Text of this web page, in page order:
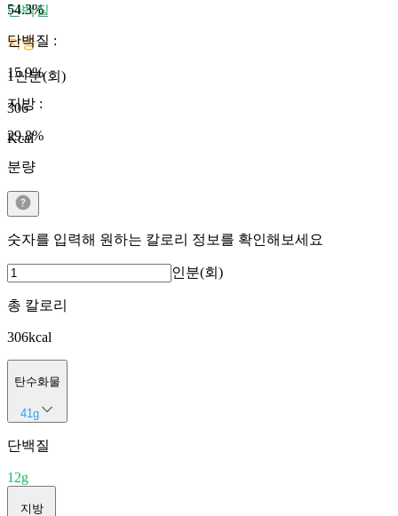
단백질
지방
1인분(회)
306
Kcal
54.3%
단백질 :
15.9%
지방 :
29.8%
분량
숫자를 입력해 원하는 칼로리 정보를 확인해보세요
인분(회)
총 칼로리
306kcal
탄수화물
41g
단백질
12g
지방